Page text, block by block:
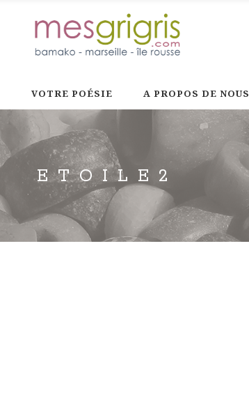
VOTRE POÉSIE A PROPOS DE NOUS
ETOILE2